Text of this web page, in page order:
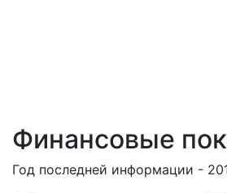
Финансовые
Год последней информации -